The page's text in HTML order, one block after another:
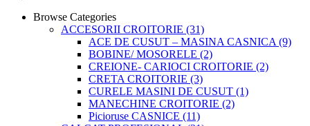
Browse Categories
ACCESORII CROITORIE (31)
ACE DE CUSUT – MASINA CASNICA (9)
BOBINE/ MOSORELE (2)
CREIONE- CARIOCI CROITORIE (2)
CRETA CROITORIE (3)
CURELE MASINI DE CUSUT (1)
MANECHINE CROITORIE (2)
Picioruse CASNICE (11)